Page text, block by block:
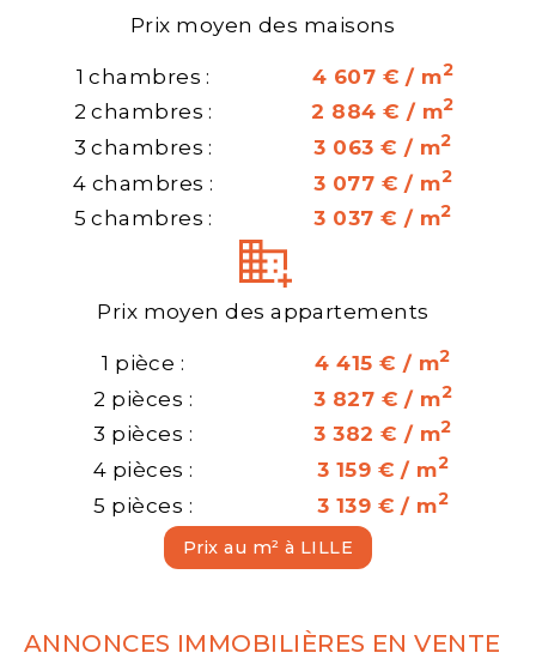
Prix moyen des maisons
1 chambres : 4 607 € / m2
2 chambres : 2 884 € / m2
3 chambres : 3 063 € / m2
4 chambres : 3 077 € / m2
5 chambres : 3 037 € / m2
Prix moyen des appartements
1 pièce : 4 415 € / m2
2 pièces : 3 827 € / m2
3 pièces : 3 382 € / m2
4 pièces : 3 159 € / m2
5 pièces : 3 139 € / m2
Prix au m² à LILLE
ANNONCES IMMOBILIÈRES EN VENTE